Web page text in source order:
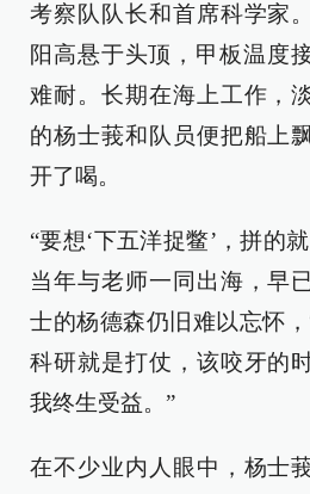
考察队队长和首席科学家
阳高悬于头顶，甲板温度
难耐。长期在海上工作，
的杨士莪和队员便把船上
开了喝。
“要想‘下五洋捉鳖’，拼的
当年与老师一同出海，早
士的杨德森仍旧难以忘怀
科研就是打仗，该咬牙的
我终生受益。”
在不少业内人眼中，杨士